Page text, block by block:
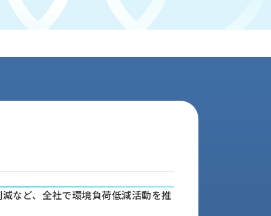
など、全社で環境負荷低減活動を推